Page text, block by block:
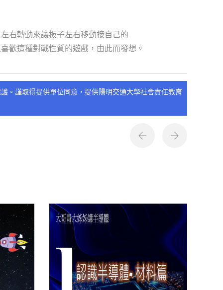
左右轉動來讓板子左右移動接自己的
歡這種對戰性質的遊戲，由此而發想。
。謹取得提供單位同意，提供陽明交通大學社會責任教育